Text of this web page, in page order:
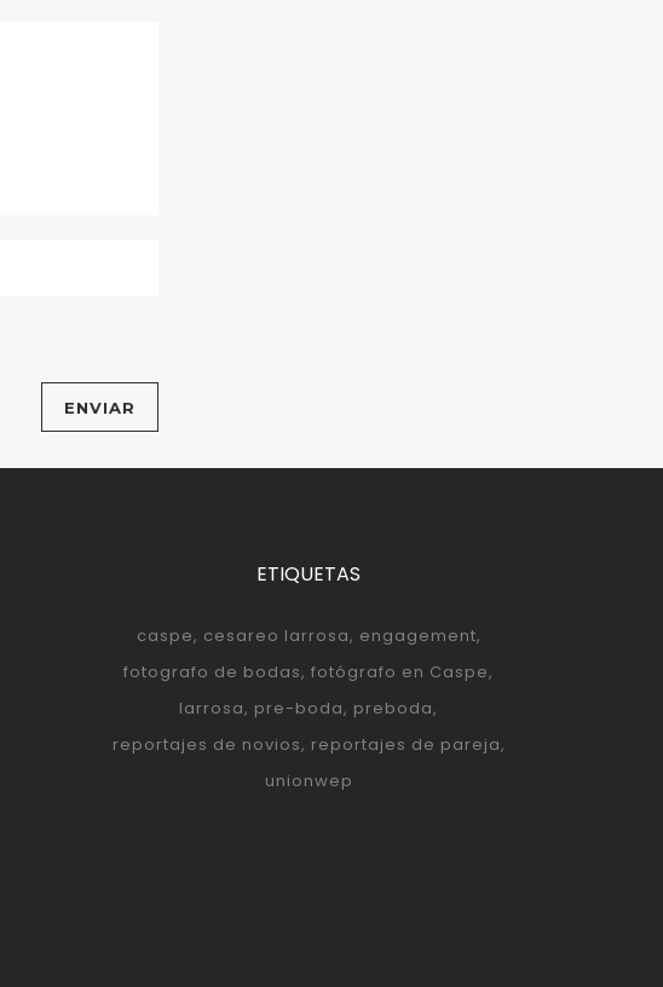
ETIQUETAS
caspe cesareo larrosa engagement
fotografo de bodas fotógrafo en Caspe
larrosa pre-boda preboda
reportajes de novios reportajes de pareja
unionwep